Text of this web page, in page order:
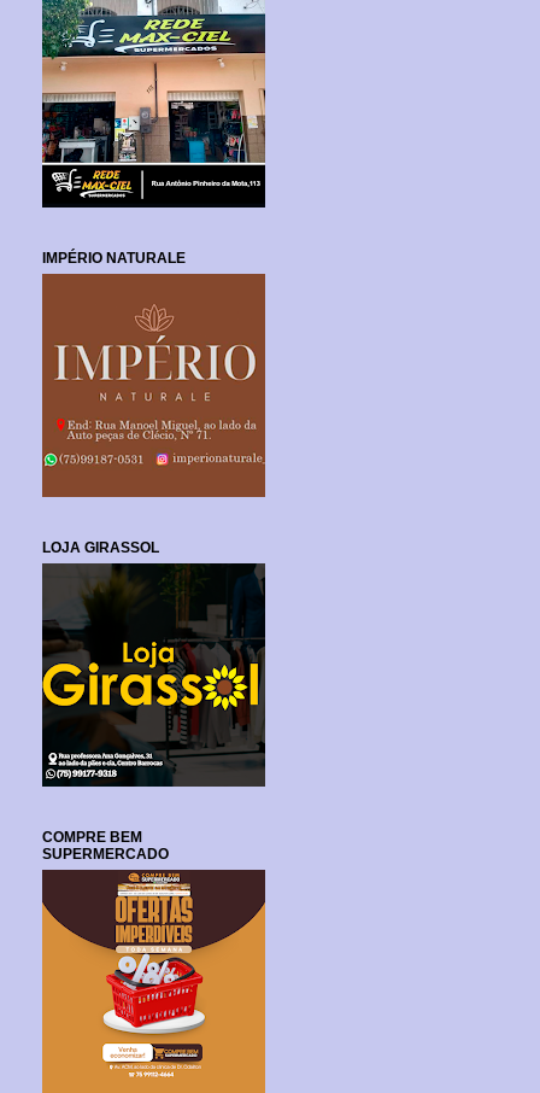
IMPÉRIO NATURALE
LOJA GIRASSOL
COMPRE BEM
SUPERMERCADO